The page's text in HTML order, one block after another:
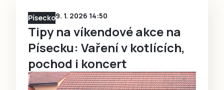
Písecko9. 1. 2026 14:50
Tipy na víkendové akce na
Písecku: Vaření v kotlících,
pochod i koncert